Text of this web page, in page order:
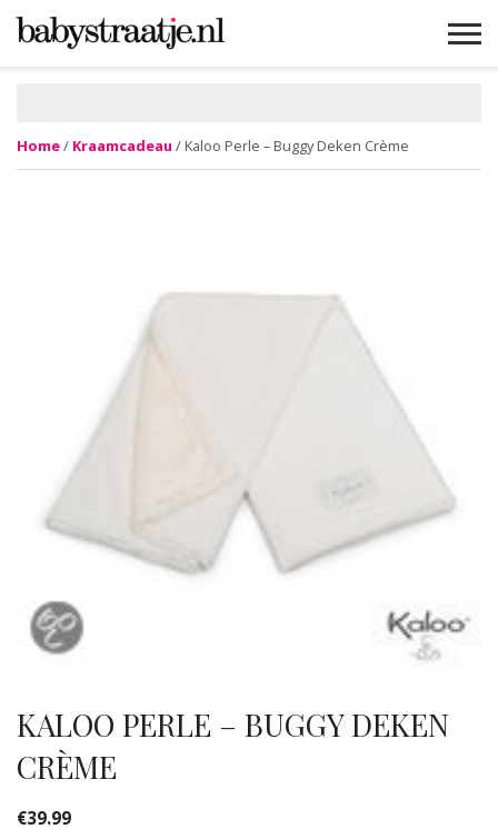
Home/ Kraamcadeau / Kaloo Perle – Buggy Deken Crème
KALOO PERLE – BUGGY DEKEN
CRÈME
€39.99